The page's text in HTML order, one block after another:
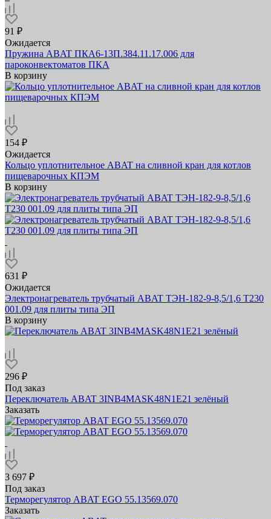
91 ₽
Ожидается
Пружина ABAT ПКА6-13П.384.11.17.006 для
пароконвектоматов ПКА
В корзину
154 ₽
Ожидается
Кольцо уплотнительное ABAT на сливной кран для котлов
пищеварочных КПЭМ
В корзину
631 ₽
Ожидается
Электронагреватель трубчатый ABAT ТЭН-182-9-8,5/1,6 Т230
001.09 для плиты типа ЭП
В корзину
296 ₽
Под заказ
Переключатель ABAT 3INB4MASK48N1E21 зелёный
Заказать
3 697 ₽
Под заказ
Терморегулятор ABAT EGO 55.13569.070
Заказать